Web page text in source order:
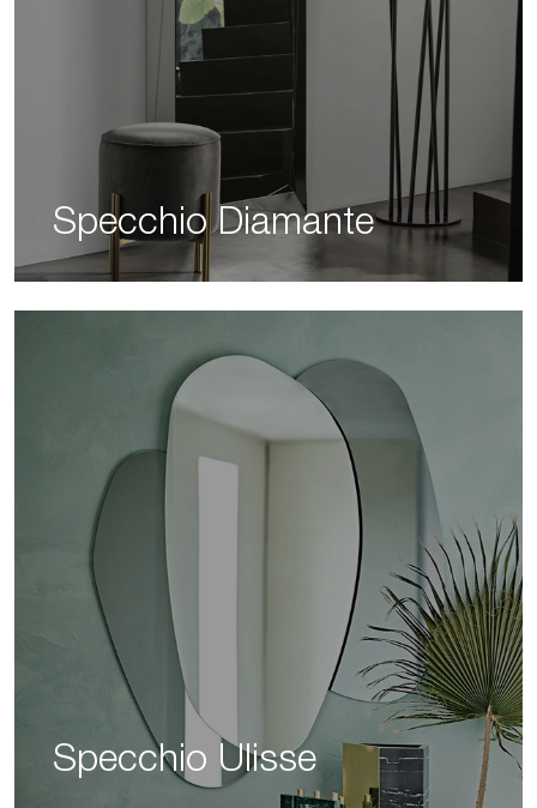
Specchio Diamante
Specchio Ulisse